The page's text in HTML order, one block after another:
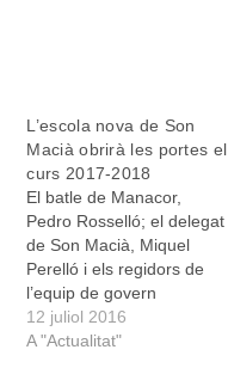
L’escola nova de Son
Macià obrirà les portes el
curs 2017-2018
El batle de Manacor,
Pedro Rosselló; el delegat
de Son Macià, Miquel
Perelló i els regidors de
l’equip de govern
municipal han acompanyat
la presidenta de les Illes
12 juliol 2016
A "Actualitat"